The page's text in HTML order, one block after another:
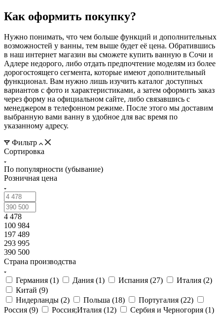
Как оформить покупку?
Нужно понимать, что чем больше функций и дополнительных
возможностей у ванны, тем выше будет её цена. Обратившись
в наш интернет магазин вы сможете купить ванную в Сочи и
Адлере недорого, либо отдать предпочтение моделям из более
дорогостоящего сегмента, которые имеют дополнительный
функционал. Вам нужно лишь изучить каталог доступных
вариантов с фото и характеристиками, а затем оформить заказ
через форму на официальном сайте, либо связавшись с
менеджером в телефонном режиме. После этого мы доставим
выбранную вами ванну в удобное для вас время по
указанному адресу.
Фильтр
Сортировка
По популярности (убывание)
Розничная цена
4 478
100 984
197 489
293 995
390 500
Страна производства
Германия (1) Дания (1) Испания (27) Италия (2)
Китай (9)
Нидерланды (2) Польша (18) Португалия (22)
Россия (9) Россия;Италия (12) Сербия и Черногория (1)